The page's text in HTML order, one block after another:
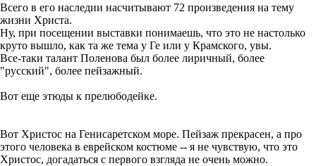
Всего в его наследии насчитывают 72 произведения на тему
жизни Христа.
Ну, при посещении выставки понимаешь, что это не настолько
круто вышло, как та же тема у Ге или у Крамского, увы.
Все-таки талант Поленова был более лиричный, более
"русский", более пейзажный.
Вот еще этюды к прелюбодейке.
Вот Христос на Генисаретском море. Пейзаж прекрасен, а про
этого человека в еврейском костюме -- я не чувствую, что это
Христос, догадаться с первого взгляда не очень можно.